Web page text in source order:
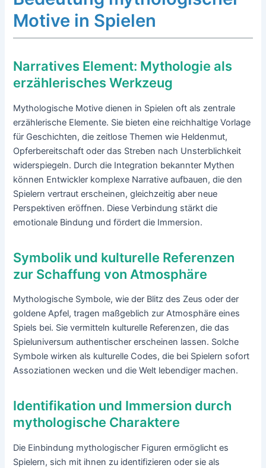
Motive in Spielen
Narratives Element: Mythologie als
erzählerisches Werkzeug
Mythologische Motive dienen in Spielen oft als zentrale
erzählerische Elemente. Sie bieten eine reichhaltige Vorlage
für Geschichten, die zeitlose Themen wie Heldenmut,
Opferbereitschaft oder das Streben nach Unsterblichkeit
widerspiegeln. Durch die Integration bekannter Mythen
können Entwickler komplexe Narrative aufbauen, die den
Spielern vertraut erscheinen, gleichzeitig aber neue
Perspektiven eröffnen. Diese Verbindung stärkt die
emotionale Bindung und fördert die Immersion.
Symbolik und kulturelle Referenzen
zur Schaffung von Atmosphäre
Mythologische Symbole, wie der Blitz des Zeus oder der
goldene Apfel, tragen maßgeblich zur Atmosphäre eines
Spiels bei. Sie vermitteln kulturelle Referenzen, die das
Spieluniversum authentischer erscheinen lassen. Solche
Symbole wirken als kulturelle Codes, die bei Spielern sofort
Assoziationen wecken und die Welt lebendiger machen.
Identifikation und Immersion durch
mythologische Charaktere
Die Einbindung mythologischer Figuren ermöglicht es
Spielern, sich mit ihnen zu identifizieren oder sie als